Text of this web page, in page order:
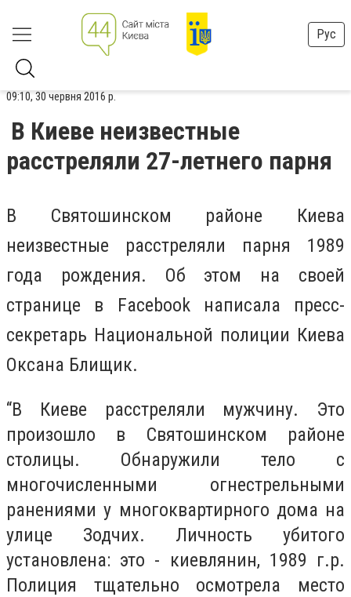
Рус
09:10, 30 червня 2016 р.
В Киеве неизвестные
расстреляли 27-летнего парня
В Святошинском районе Киева
неизвестные расстреляли парня 1989
года рождения. Об этом на своей
странице в Facebook написала пресс-
секретарь Национальной полиции Киева
Оксана Блищик.
“В Киеве расстреляли мужчину. Это
произошло в Святошинском районе
столицы. Обнаружили тело с
многочисленными огнестрельными
ранениями у многоквартирного дома на
улице Зодчих. Личность убитого
установлена: это - киевлянин, 1989 г.р.
Полиция тщательно осмотрела место